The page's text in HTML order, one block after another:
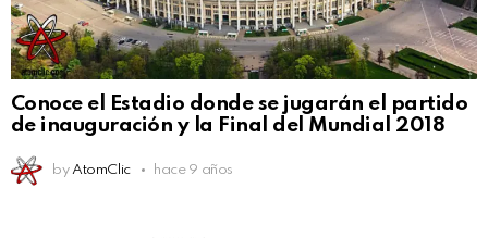
Conoce el Estadio donde se jugarán el partido
de inauguración y la Final del Mundial 2018
by AtomClic hace 9 años